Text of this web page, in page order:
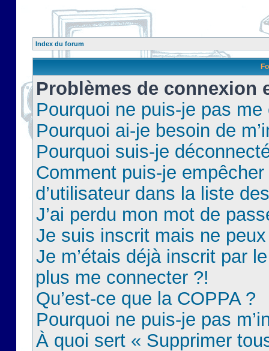
Index du forum
Problèmes de connexion
Pourquoi ne puis-je pas
Pourquoi ai-je besoin de
Pourquoi suis-je
Comment puis-je
d’utilisateur dans la liste
J’ai perdu mon mot de
Je suis inscrit mais ne
Je m’étais déjà inscrit par
plus me connecter ?!
Qu’est-ce que la COPPA ?
Pourquoi ne puis-je pas
À quoi sert « Supprimer